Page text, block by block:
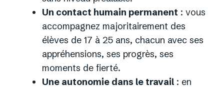
Un contact humain permanent : vous
accompagnez majoritairement des
élèves de 17 à 25 ans, chacun avec ses
appréhensions, ses progrès, ses
moments de fierté.
Une autonomie dans le travail : en